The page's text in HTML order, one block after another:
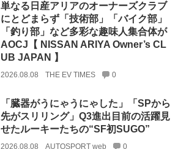
単なる日産アリアのオーナーズクラブ
にとどまらず「技術部」「バイク部」
「釣り部」など多彩な趣味人集合体が
AOCJ【 NISSAN ARIYA Owner’s CL
UB JAPAN 】
2026.08.08 THE EV TIMES 0
「臓器がうにゃうにゃした」「SPから
先がスリリング」Q3進出目前の活躍見
せたルーキーたちの“SF初SUGO”
2026.08.08 AUTOSPORT web 0